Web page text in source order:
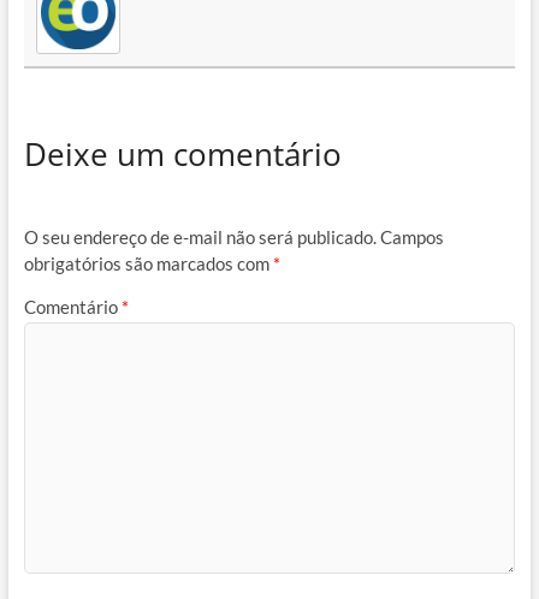
Deixe um comentário
O seu endereço de e-mail não será publicado.Campos
obrigatórios são marcados com *
Comentário *